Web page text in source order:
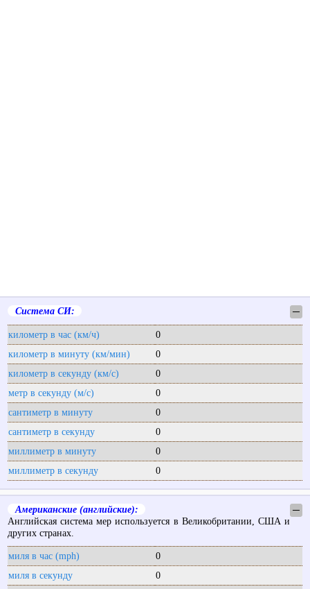
Система СИ: ─
километр в час (км/ч)
0
километр в минуту (км/мин)
0
километр в секунду (км/с)
0
метр в секунду (м/с)
0
сантиметр в минуту
0
сантиметр в секунду
0
миллиметр в минуту
0
миллиметр в секунду
0
Американские (английские):
─
Английская система мер используется в Великобритании, США и
других странах.
миля в час (mph)
0
миля в секунду
0